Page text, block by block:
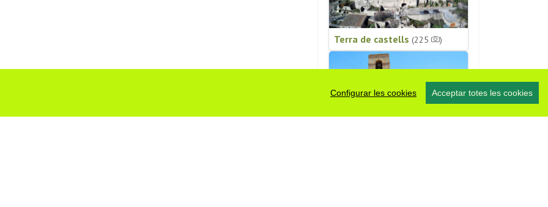
Configurar les cookies Acceptar totes les cookies
Terra de castells (225 )